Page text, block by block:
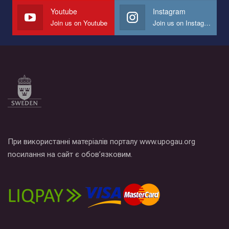
Youtube
Join us on Youtube
Instagram
Join us on Instagram
При використанні матеріалів порталу www.upogau.org
посилання на сайт є обов’язковим.